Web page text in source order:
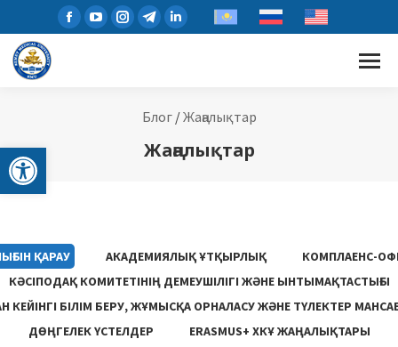
Open toolbar
Блог/Жаңалықтар
Жаңалықтар
ҚАРАУ АКАДЕМИЯЛЫҚ ҰТҚЫРЛЫҚ
КОМПЛАЕНС-
КӘСІПОДАҚ КОМИТЕТІНІҢ ДЕМЕУШІЛІГІ ЖӘНЕ ЫНТЫМАҚТАСТЫҒЫ
КЕЙІНГІ БІЛІМ БЕРУ, ЖҰМЫСҚА ОРНАЛАСУ ЖƏНЕ ТҮЛЕКТЕР
ДӨҢГЕЛЕК ҮСТЕЛДЕР
ERASMUS+ ХКҰ ЖАҢАЛЫҚТАРЫ